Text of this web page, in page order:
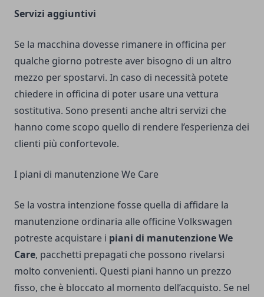
Servizi aggiuntivi
Se la macchina dovesse rimanere in officina per
qualche giorno potreste aver bisogno di un altro
mezzo per spostarvi. In caso di necessità potete
chiedere in officina di poter usare una vettura
sostitutiva. Sono presenti anche altri servizi che
hanno come scopo quello di rendere l’esperienza dei
clienti più confortevole.
I piani di manutenzione We Care
Se la vostra intenzione fosse quella di affidare la
manutenzione ordinaria alle officine Volkswagen
potreste acquistare i piani di manutenzione We
Care, pacchetti prepagati che possono rivelarsi
molto convenienti. Questi piani hanno un prezzo
fisso, che è bloccato al momento dell’acquisto. Se nel